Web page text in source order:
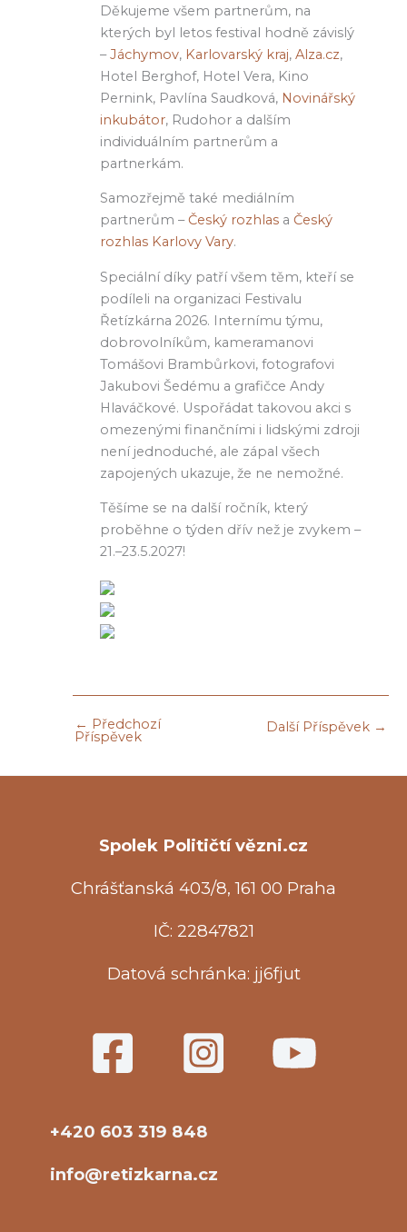
Děkujeme všem partnerům, na
kterých byl letos festival hodně závislý
–Jáchymov, Karlovarský kraj, Alza.cz,
Hotel Berghof, Hotel Vera, Kino
Pernink, Pavlína Saudková, Novinářský
inkubátor, Rudohor a dalším
individuálním partnerům a
partnerkám.
Samozřejmě také mediálním
partnerům –Český rozhlas a Český
rozhlas Karlovy Vary.
Speciální díky patří všem těm, kteří se
podíleli na organizaci Festivalu
Řetízkárna 2026. Internímu týmu,
dobrovolníkům, kameramanovi
Tomášovi Brambůrkovi, fotografovi
Jakubovi Šedému a grafičce Andy
Hlaváčkové. Uspořádat takovou akci s
omezenými finančními i lidskými zdroji
není jednoduché, ale zápal všech
zapojených ukazuje, že ne nemožné.
Těšíme se na další ročník, který
proběhne o týden dřív než je zvykem –
21.–23.5.2027!
← Předchozí
Příspěvek
Další Příspěvek →
Spolek Političtí vězni.cz
Chrášťanská 403/8, 161 00 Praha
IČ: 22847821
Datová schránka: jj6fjut
+420 603 319 848
info@retizkarna.cz